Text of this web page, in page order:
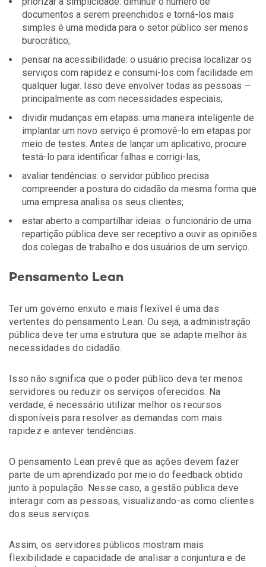
documentos a serem preenchidos e torná-los mais
simples é uma medida para o setor público ser menos
burocrático;
pensar na acessibilidade: o usuário precisa localizar os
serviços com rapidez e consumi-los com facilidade em
qualquer lugar. Isso deve envolver todas as pessoas —
principalmente as com necessidades especiais;
dividir mudanças em etapas: uma maneira inteligente de
implantar um novo serviço é promovê-lo em etapas por
meio de testes. Antes de lançar um aplicativo, procure
testá-lo para identificar falhas e corrigi-las;
avaliar tendências: o servidor público precisa
compreender a postura do cidadão da mesma forma que
uma empresa analisa os seus clientes;
estar aberto a compartilhar ideias: o funcionário de uma
repartição pública deve ser receptivo a ouvir as opiniões
dos colegas de trabalho e dos usuários de um serviço.
Pensamento Lean
Ter um governo enxuto e mais flexível é uma das
vertentes do pensamento Lean. Ou seja, a administração
pública deve ter uma estrutura que se adapte melhor às
necessidades do cidadão.
Isso não significa que o poder público deva ter menos
servidores ou reduzir os serviços oferecidos. Na
verdade, é necessário utilizar melhor os recursos
disponíveis para resolver as demandas com mais
rapidez e antever tendências.
O pensamento Lean prevê que as ações devem fazer
parte de um aprendizado por meio do feedback obtido
junto à população. Nesse caso, a gestão pública deve
interagir com as pessoas, visualizando-as como clientes
dos seus serviços.
Assim, os servidores públicos mostram mais
flexibilidade e capacidade de analisar a conjuntura e de